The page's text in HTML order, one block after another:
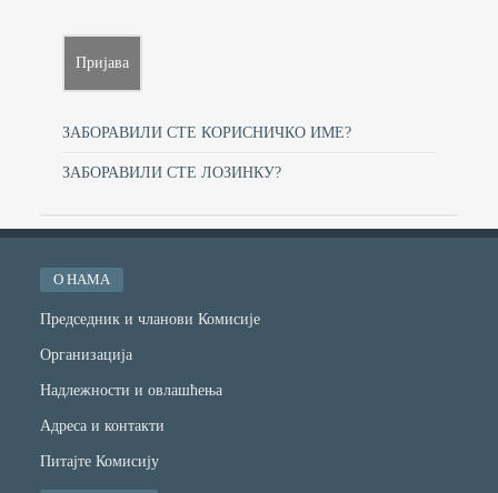
ЗАБОРАВИЛИ СТЕ КОРИСНИЧКО ИМЕ?
ЗАБОРАВИЛИ СТЕ ЛОЗИНКУ?
О НАМА
Председник и чланови Комисије
Организација
Надлежности и овлашћења
Адреса и контакти
Питајте Комисију